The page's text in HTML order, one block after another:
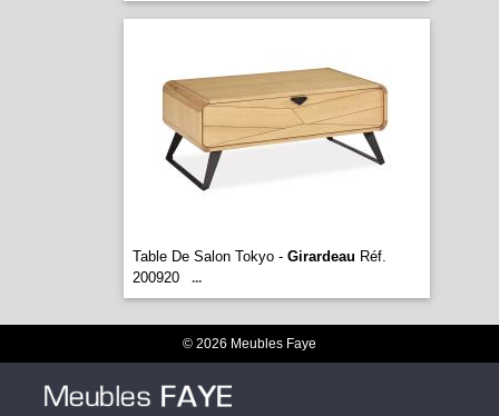
Table De Salon Tokyo - Girardeau Réf.
200920
...
© 2026 Meubles Faye